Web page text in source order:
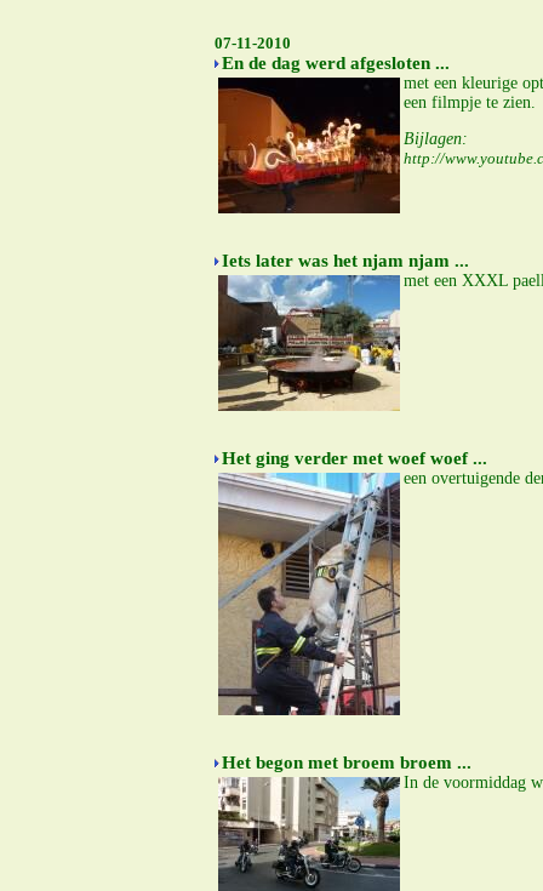
07-11-2010
En de dag werd afgesloten ...
met een kleurige
een filmpje te zien.
Bijlagen:
http://
Iets later was het njam njam ...
met een XXXL
Het ging verder met woef woef ...
een overtuigende
Het begon met broem broem ...
In de voormiddag